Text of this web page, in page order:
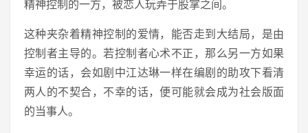
精神控制的一方，被恋人玩弄于股掌之间。
这种夹杂着精神控制的爱情，能否走到大结局，是由
控制者主导的。若控制者心术不正，那么另一方如果
幸运的话，会如剧中江达琳一样在编剧的助攻下看清
两人的不契合，不幸的话，便可能就会成为社会版面
的当事人。